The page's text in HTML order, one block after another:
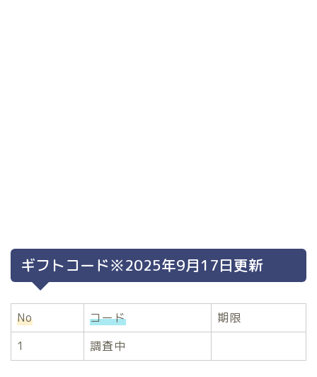
ギフトコード※2025年9月17日更新
No コード
期限
1
調査中